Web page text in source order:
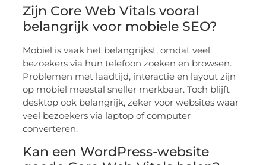
Zijn Core Web Vitals vooral
belangrijk voor mobiele SEO?
Mobiel is vaak het belangrijkst, omdat veel
bezoekers via hun telefoon zoeken en browsen.
Problemen met laadtijd, interactie en layout zijn
op mobiel meestal sneller merkbaar. Toch blijft
desktop ook belangrijk, zeker voor websites waar
veel bezoekers via laptop of computer
converteren.
Kan een WordPress-website